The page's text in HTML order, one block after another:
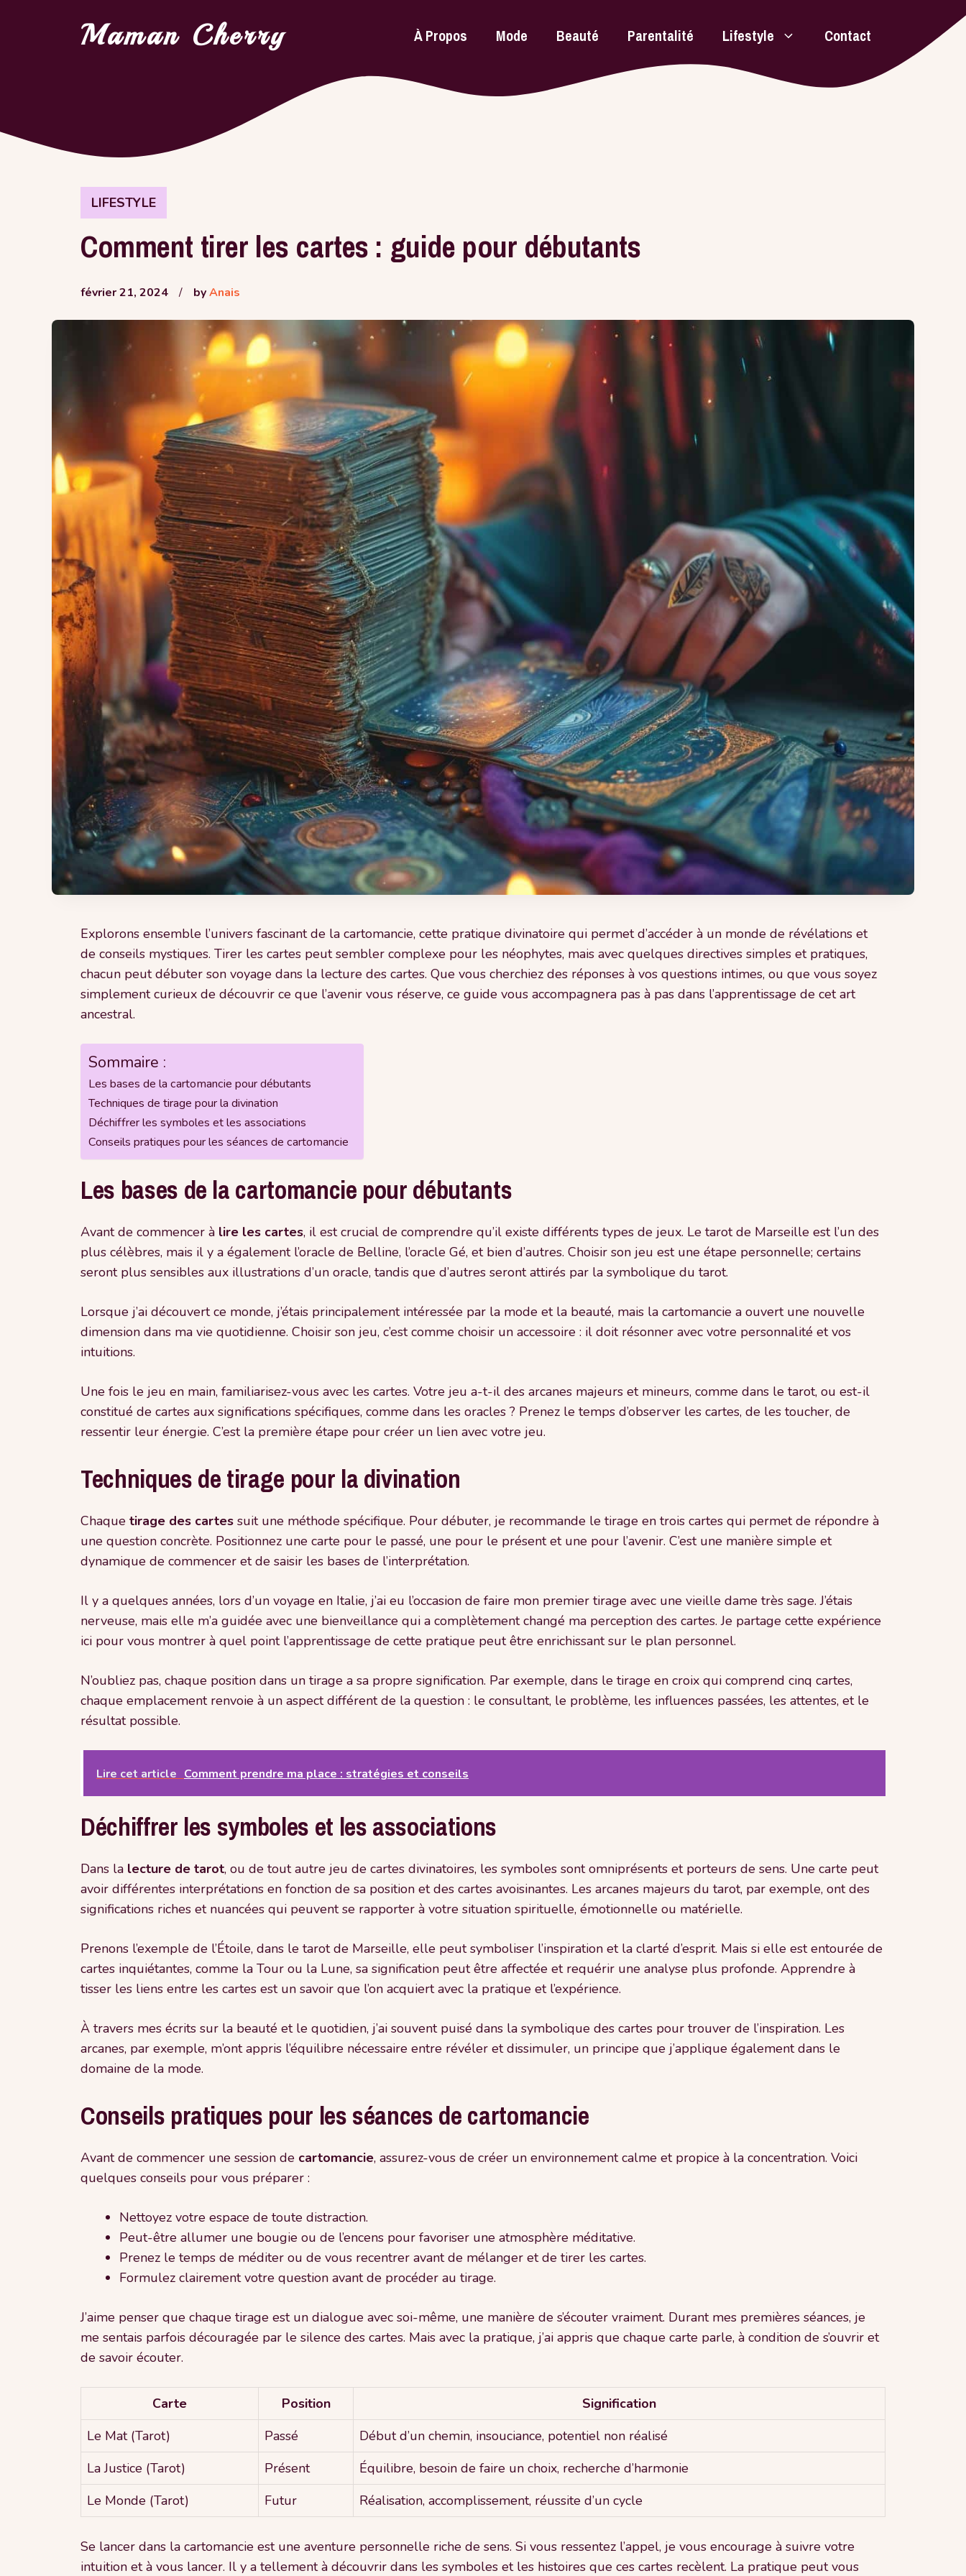
Maman Cherry À Propos Mode Beauté Parentalité Lifestyle Contact
LIFESTYLE
Comment tirer les cartes : guide pour débutants
février 21, 2024 / byAnais
Explorons ensemble l’univers fascinant de la cartomancie, cette pratique divinatoire qui permet d’accéder à un monde de révélations et
de conseils mystiques. Tirer les cartes peut sembler complexe pour les néophytes, mais avec quelques directives simples et pratiques,
chacun peut débuter son voyage dans la lecture des cartes. Que vous cherchiez des réponses à vos questions intimes, ou que vous soyez
simplement curieux de découvrir ce que l’avenir vous réserve, ce guide vous accompagnera pas à pas dans l’apprentissage de cet art
ancestral.
Sommaire :
Les bases de la cartomancie pour débutants
Techniques de tirage pour la divination
Déchiffrer les symboles et les associations
Conseils pratiques pour les séances de cartomancie
Les bases de la cartomancie pour débutants
Avant de commencer à lire les cartes, il est crucial de comprendre qu’il existe différents types de jeux. Le tarot de Marseille est l’un des
plus célèbres, mais il y a également l’oracle de Belline, l’oracle Gé, et bien d’autres. Choisir son jeu est une étape personnelle; certains
seront plus sensibles aux illustrations d’un oracle, tandis que d’autres seront attirés par la symbolique du tarot.
Lorsque j’ai découvert ce monde, j’étais principalement intéressée par la mode et la beauté, mais la cartomancie a ouvert une nouvelle
dimension dans ma vie quotidienne. Choisir son jeu, c’est comme choisir un accessoire : il doit résonner avec votre personnalité et vos
intuitions.
Une fois le jeu en main, familiarisez-vous avec les cartes. Votre jeu a-t-il des arcanes majeurs et mineurs, comme dans le tarot, ou est-il
constitué de cartes aux significations spécifiques, comme dans les oracles ? Prenez le temps d’observer les cartes, de les toucher, de
ressentir leur énergie. C’est la première étape pour créer un lien avec votre jeu.
Techniques de tirage pour la divination
Chaque tirage des cartes suit une méthode spécifique. Pour débuter, je recommande le tirage en trois cartes qui permet de répondre à
une question concrète. Positionnez une carte pour le passé, une pour le présent et une pour l’avenir. C’est une manière simple et
dynamique de commencer et de saisir les bases de l’interprétation.
Il y a quelques années, lors d’un voyage en Italie, j’ai eu l’occasion de faire mon premier tirage avec une vieille dame très sage. J’étais
nerveuse, mais elle m’a guidée avec une bienveillance qui a complètement changé ma perception des cartes. Je partage cette expérience
ici pour vous montrer à quel point l’apprentissage de cette pratique peut être enrichissant sur le plan personnel.
N’oubliez pas, chaque position dans un tirage a sa propre signification. Par exemple, dans le tirage en croix qui comprend cinq cartes,
chaque emplacement renvoie à un aspect différent de la question : le consultant, le problème, les influences passées, les attentes, et le
résultat possible.
Lire cet article Comment prendre ma place : stratégies et conseils
Déchiffrer les symboles et les associations
Dans la lecture de tarot, ou de tout autre jeu de cartes divinatoires, les symboles sont omniprésents et porteurs de sens. Une carte peut
avoir différentes interprétations en fonction de sa position et des cartes avoisinantes. Les arcanes majeurs du tarot, par exemple, ont des
significations riches et nuancées qui peuvent se rapporter à votre situation spirituelle, émotionnelle ou matérielle.
Prenons l’exemple de l’Étoile, dans le tarot de Marseille, elle peut symboliser l’inspiration et la clarté d’esprit. Mais si elle est entourée de
cartes inquiétantes, comme la Tour ou la Lune, sa signification peut être affectée et requérir une analyse plus profonde. Apprendre à
tisser les liens entre les cartes est un savoir que l’on acquiert avec la pratique et l’expérience.
À travers mes écrits sur la beauté et le quotidien, j’ai souvent puisé dans la symbolique des cartes pour trouver de l’inspiration. Les
arcanes, par exemple, m’ont appris l’équilibre nécessaire entre révéler et dissimuler, un principe que j’applique également dans le
domaine de la mode.
Conseils pratiques pour les séances de cartomancie
Avant de commencer une session de cartomancie, assurez-vous de créer un environnement calme et propice à la concentration. Voici
quelques conseils pour vous préparer :
Nettoyez votre espace de toute distraction.
Peut-être allumer une bougie ou de l’encens pour favoriser une atmosphère méditative.
Prenez le temps de méditer ou de vous recentrer avant de mélanger et de tirer les cartes.
Formulez clairement votre question avant de procéder au tirage.
J’aime penser que chaque tirage est un dialogue avec soi-même, une manière de s’écouter vraiment. Durant mes premières séances, je
me sentais parfois découragée par le silence des cartes. Mais avec la pratique, j’ai appris que chaque carte parle, à condition de s’ouvrir et
de savoir écouter.
Carte Position
Signification
Le Mat (Tarot)
Passé
Début d’un chemin, insouciance, potentiel non réalisé
La Justice (Tarot)
Présent
Équilibre, besoin de faire un choix, recherche d’harmonie
Le Monde (Tarot)
Futur Réalisation, accomplissement, réussite d’un cycle
Se lancer dans la cartomancie est une aventure personnelle riche de sens. Si vous ressentez l’appel, je vous encourage à suivre votre
intuition et à vous lancer. Il y a tellement à découvrir dans les symboles et les histoires que ces cartes recèlent. La pratique peut vous